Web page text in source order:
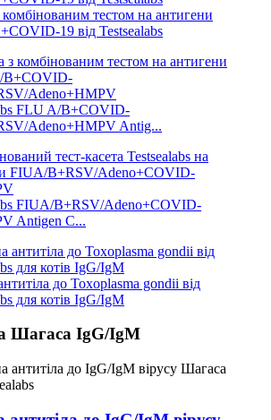
комбінованим тестом на антигени
19 від Testsealabs
FLU A/B+COVID-
Adeno+HMPV Antig...
FIUA/B+RSV/Adeno+COVID-
Antigen C...
до Toxoplasma gondii від
для котів IgG/IgM
Шагаса IgG/IgM